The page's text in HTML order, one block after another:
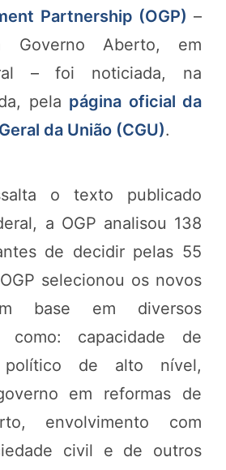
Partnership (OGP) –
Governo Aberto, em
– foi noticiada, na
pela página oficial da
da União (CGU).
o texto publicado
a OGP analisou 138
de decidir pelas 55
selecionou os novos
base em diversos
como: capacidade de
político de alto nível,
em reformas de
envolvimento com
civil e de outros